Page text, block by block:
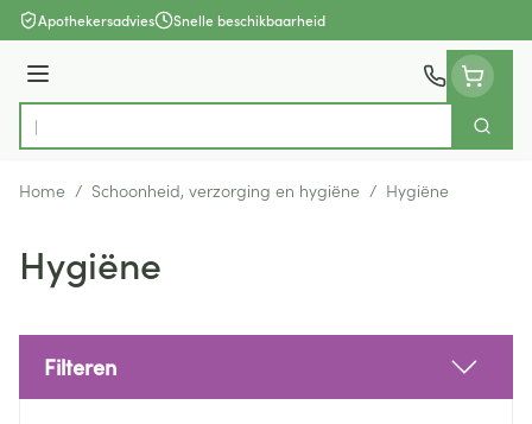
Ga naar de inhoud
Apothekersadvies Snelle beschikbaarheid
Menu
Product, merk, categorie...
Zoek
Home / Schoonheid, verzorging en hygiëne / Hygiëne
Hygiëne
Filteren